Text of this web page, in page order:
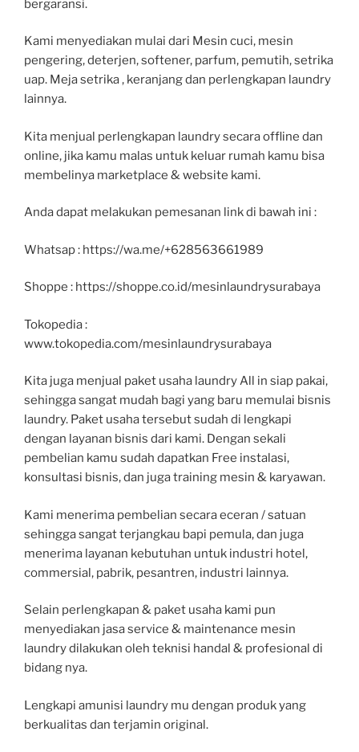
bergaransi.
Kami menyediakan mulai dari Mesin cuci, mesin
pengering, deterjen, softener, parfum, pemutih, setrika
uap. Meja setrika , keranjang dan perlengkapan laundry
lainnya.
Kita menjual perlengkapan laundry secara offline dan
online, jika kamu malas untuk keluar rumah kamu bisa
membelinya marketplace & website kami.
Anda dapat melakukan pemesanan link di bawah ini :
Whatsap : https://wa.me/+628563661989
Shoppe : https://shoppe.co.id/mesinlaundrysurabaya
Tokopedia :
www.tokopedia.com/mesinlaundrysurabaya
Kita juga menjual paket usaha laundry All in siap pakai,
sehingga sangat mudah bagi yang baru memulai bisnis
laundry. Paket usaha tersebut sudah di lengkapi
dengan layanan bisnis dari kami. Dengan sekali
pembelian kamu sudah dapatkan Free instalasi,
konsultasi bisnis, dan juga training mesin & karyawan.
Kami menerima pembelian secara eceran / satuan
sehingga sangat terjangkau bapi pemula, dan juga
menerima layanan kebutuhan untuk industri hotel,
commersial, pabrik, pesantren, industri lainnya.
Selain perlengkapan & paket usaha kami pun
menyediakan jasa service & maintenance mesin
laundry dilakukan oleh teknisi handal & profesional di
bidang nya.
Lengkapi amunisi laundry mu dengan produk yang
berkualitas dan terjamin original.